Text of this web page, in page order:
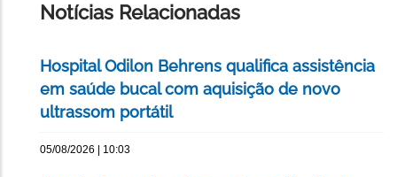
Notícias Relacionadas
Hospital Odilon Behrens qualifica assistência
em saúde bucal com aquisição de novo
ultrassom portátil
05/08/2026 | 10:03